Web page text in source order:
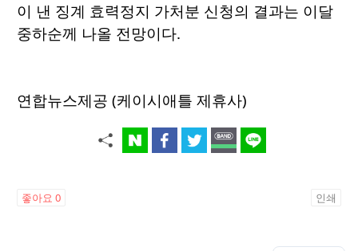
이 낸 징계 효력정지 가처분 신청의 결과는 이달
중하순께 나올 전망이다.
연합뉴스제공 (케이시애틀 제휴사)
좋아요 0 인쇄